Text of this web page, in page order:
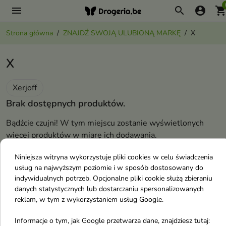
menu search account_circle
Strona główna ZNAJDŹ SWOJĄ ULUBIONĄ MARKĘ X
Xerjoff
X
Xerjoff
Brak dostępnych produktów.
Bądźcie czujni! W tym miejscu zostanie wyświetlonych
więcej produktów w miarę ich dodawania.
Niniejsza witryna wykorzystuje pliki cookies w celu świadczenia
usług na najwyższym poziomie i w sposób dostosowany do
indywidualnych potrzeb. Opcjonalne pliki cookie służą zbieraniu
danych statystycznych lub dostarczaniu spersonalizowanych
reklam, w tym z wykorzystaniem usług Google.
Informacje o tym, jak Google przetwarza dane, znajdziesz tutaj: